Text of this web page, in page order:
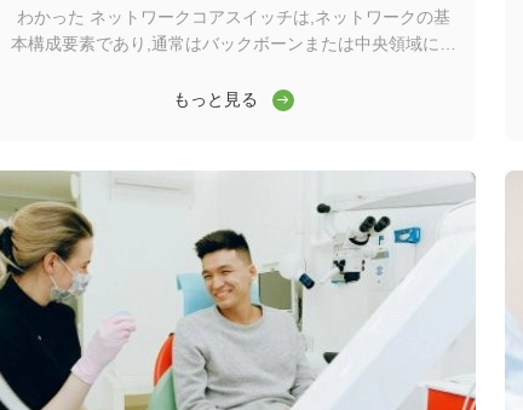
わかった ネットワークコアスイッチは,ネットワークの基
本構成要素であり,通常はバックボーンまたは中央領域に位
な運用を確保する上で重要な役割を果たしますワイダーコ
じてサーバー,インターネットサービスプロバイダー (ISP)
との接続を容易にする.そして他のスイッチの合計効率的に
転送されるトラフィックを処理するには,コアレイヤスイッ
チは大きなパワーと容量を持つ必要があります. そのため,
迅速で完全な管理スイッチであることが重要です. ...
もっと見る